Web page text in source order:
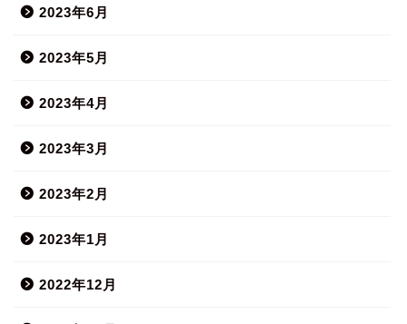
2023年6月
2023年5月
2023年4月
2023年3月
2023年2月
2023年1月
2022年12月